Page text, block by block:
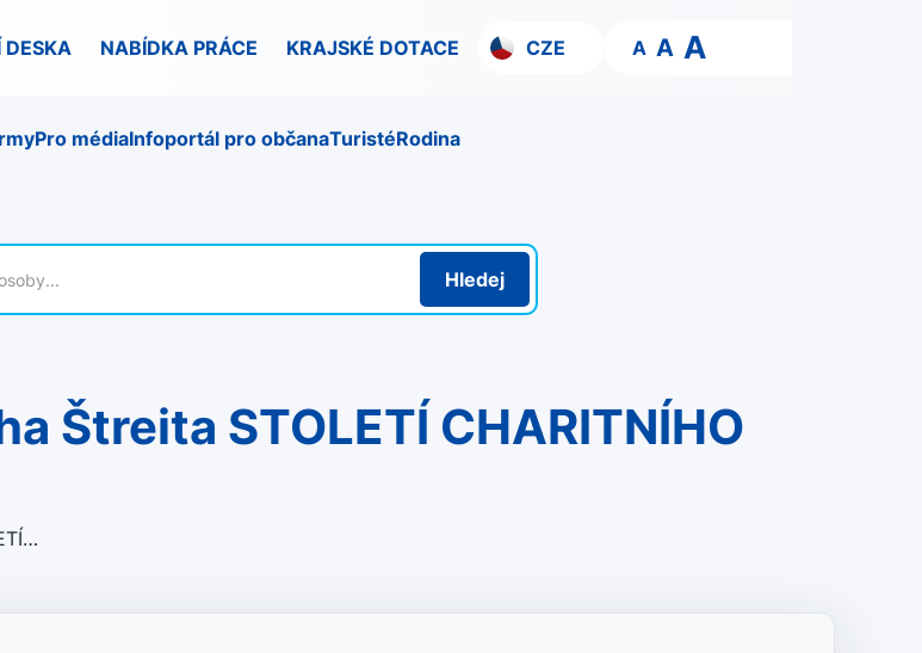
DESKA NABÍDKA PRÁCE KRAJSKÉ DOTACE CZE A A A
Pro médiaInfoportál pro občanaTuristéRodina
Hledej